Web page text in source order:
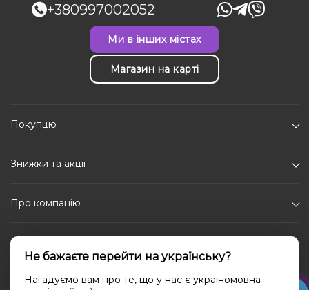
+380997002052
Ми в інших містах
Магазин на карті
Покупцю
Знижки та акції
Про компанію
Каталог
Соціальні мережі
Не бажаєте перейти на українську?
Нагадуємо вам про те, що у нас є україномовна